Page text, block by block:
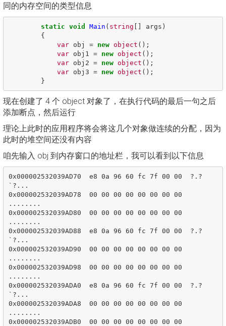
同的内存空间的类型信息
static void Main ( string [] args )
{
var
obj = new object ();
var
obj1 = new object ();
var
obj2 = new object ();
var
obj3 = new object ();
}
现在创建了 4 个 object 对象了，在执行代码的最后一句之后
添加断点，然后运行
理论上此时的应用程序将会将这几个对象做连续的分配，因为
此时的堆空间还没有内容
咱先输入 obj 到内存窗口的地址栏，我可以看到以下信息
0x000002532039AD70  e8 0a 96 60 fc 7f 00 00  ?.?
`?...
0x000002532039AD78  00 00 00 00 00 00 00 00
........
0x000002532039AD80  00 00 00 00 00 00 00 00
........
0x000002532039AD88  e8 0a 96 60 fc 7f 00 00  ?.?
`?...
0x000002532039AD90  00 00 00 00 00 00 00 00
........
0x000002532039AD98  00 00 00 00 00 00 00 00
........
0x000002532039ADA0  e8 0a 96 60 fc 7f 00 00  ?.?
`?...
0x000002532039ADA8  00 00 00 00 00 00 00 00
........
0x000002532039ADB0  00 00 00 00 00 00 00 00